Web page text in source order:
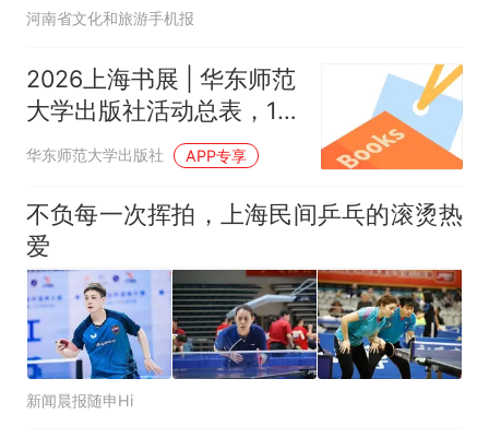
河南省文化和旅游手机报
2026上海书展 | 华东师范
大学出版社活动总表，16
场线下活动+14场直播！
华东师范大学出版社 APP专享
不负每一次挥拍，上海民间乒乓的滚烫热
爱
新闻晨报随申Hi